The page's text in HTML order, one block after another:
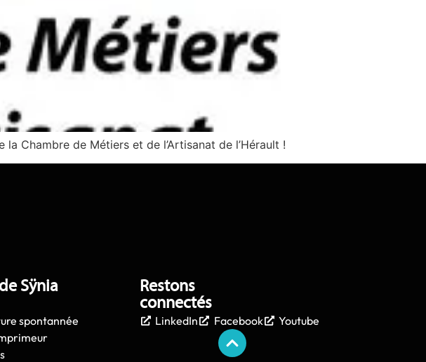
Chambre de Métiers et de l’Artisanat de l’Hérault !
Sÿnia
spontannée
Restons
connectés
LinkedIn Facebook Youtube